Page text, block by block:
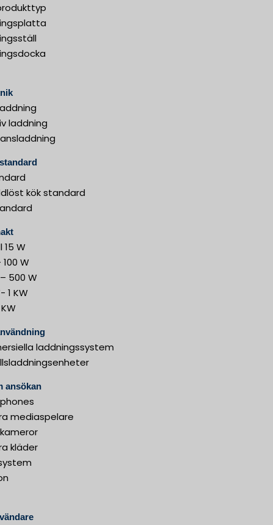
laddning
kök standard
15 W
100 W
500 W
1 KW
laddningssystem
ansökan
mediaspelare
kläder